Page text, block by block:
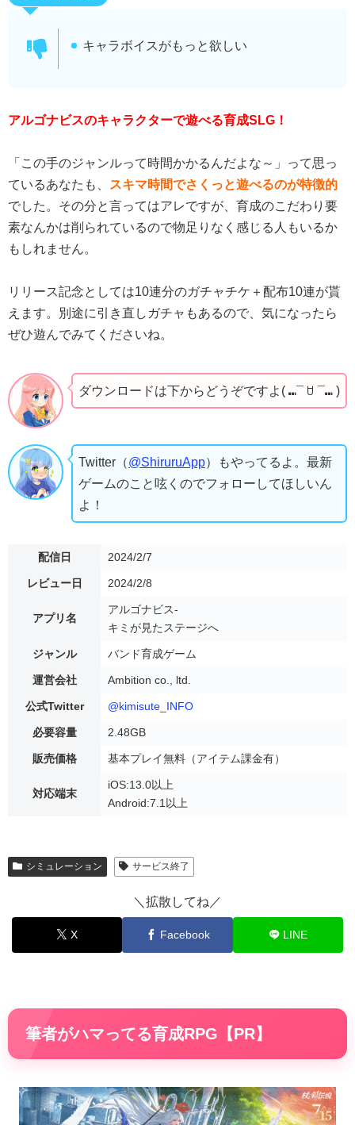
キャラボイスがもっと欲しい
アルゴナビスのキャラクターで遊べる育成SLG！
「この手のジャンルって時間かかるんだよな～」って思っ
ているあなたも、
スキマ時間でさくっと遊べるのが特徴的
でした。その分と言ってはアレですが、育成のこだわり要
素なんかは削られているので物足りなく感じる人もいるか
もしれません。
リリース記念としては10連分のガチャチケ＋配布10連が貰
えます。別途に引き直しガチャもあるので、気になったら
ぜひ遊んでみてくださいね。
ダウンロードは下からどうぞですよ( ⑉¯ ꇴ ¯⑉ )
Twitter（@ShiruruApp）もやってるよ。最新
ゲームのこと呟くのでフォローしてほしいん
よ！
配信日 2024/2/7
レビュー日 2024/2/8
アプリ名
アルゴナビス-
キミが見たステージへ
ジャンル バンド育成ゲーム
運営会社 Ambition co., ltd.
公式Twitter @kimisute_INFO
必要容量 2.48GB
販売価格 基本プレイ無料（アイテム課金有）
対応端末
iOS:13.0以上
Android:7.1以上
シミュレーション サービス終了
＼拡散してね／
X Facebook LINE
筆者がハマってる育成RPG【PR】